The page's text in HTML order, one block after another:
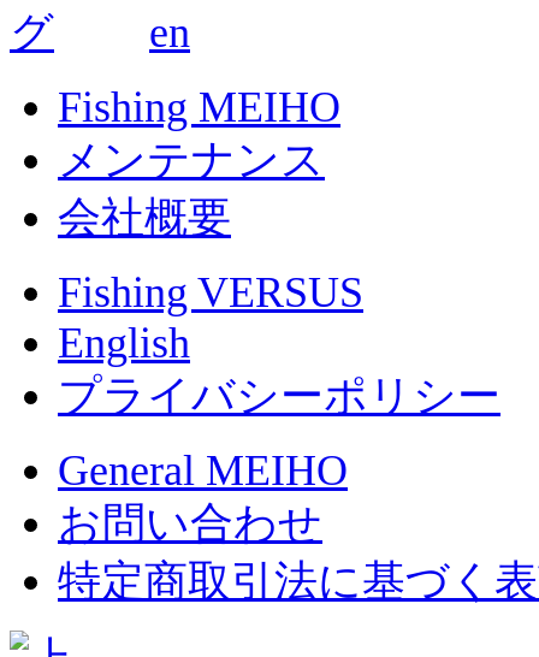
Fishing MEIHO
メンテナンス
会社概要
Fishing VERSUS
English
プライバシーポリシー
General MEIHO
お問い合わせ
特定商取引法に基づく